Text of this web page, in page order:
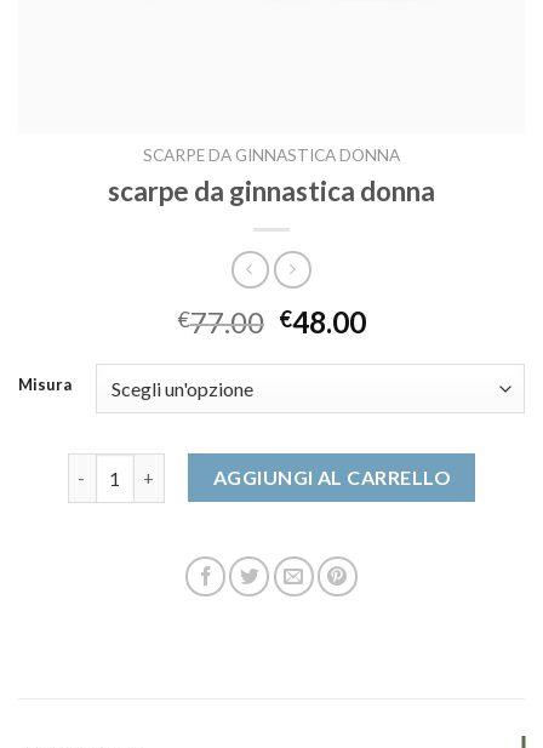
SCARPE DA GINNASTICA DONNA
scarpe da ginnastica donna
€77.00 €48.00
Misura
scarpe da ginnastica donna quantità
AGGIUNGI AL CARRELLO